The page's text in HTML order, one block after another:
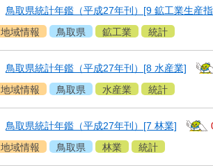
鳥取県統計年鑑（平成27年刊）[9 鉱工業生産
地域情報 鳥取県 鉱工業 統計
鳥取県統計年鑑（平成27年刊）[8 水産業]
地域情報 鳥取県 水産業 統計
鳥取県統計年鑑（平成27年刊）[7 林業]
地域情報 鳥取県 林業 統計